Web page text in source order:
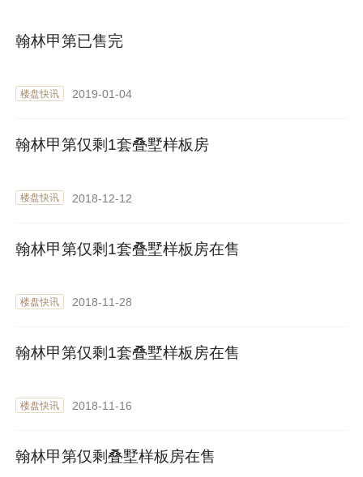
翰林甲第已售完
楼盘快讯 2019-01-04
翰林甲第仅剩1套叠墅样板房
楼盘快讯 2018-12-12
翰林甲第仅剩1套叠墅样板房在售
楼盘快讯 2018-11-28
翰林甲第仅剩1套叠墅样板房在售
楼盘快讯 2018-11-16
翰林甲第仅剩叠墅样板房在售